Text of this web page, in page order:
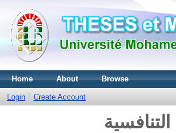
Home About Browse
Login Create Account